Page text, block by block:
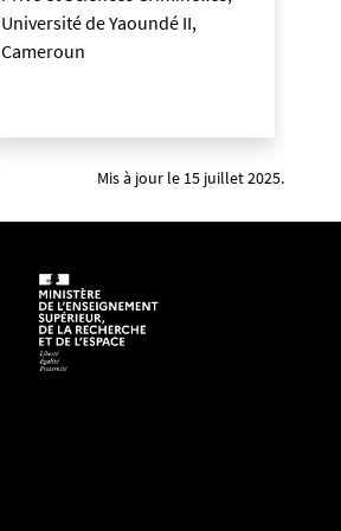
Université de Yaoundé II,
Cameroun
Mis à jour le 15 juillet 2025.